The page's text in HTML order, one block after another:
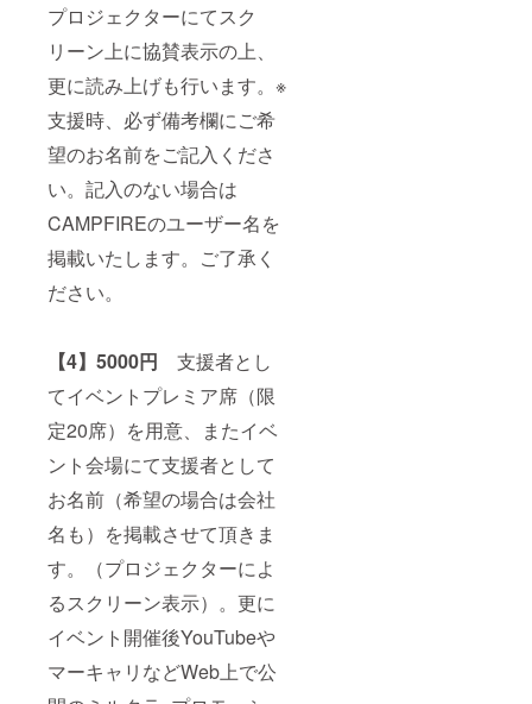
プロジェクターにてスク
リーン上に協賛表示の上、
更に読み上げも行います。※
支援時、必ず備考欄にご希
望のお名前をご記入くださ
い。記入のない場合は
CAMPFIREのユーザー名を
掲載いたします。ご了承く
ださい。
【4】5000円 支援者とし
てイベントプレミア席（限
定20席）を用意、またイベ
ント会場にて支援者として
お名前（希望の場合は会社
名も）を掲載させて頂きま
す。（プロジェクターによ
るスクリーン表示）。更に
イベント開催後YouTubeや
マーキャリなどWeb上で公